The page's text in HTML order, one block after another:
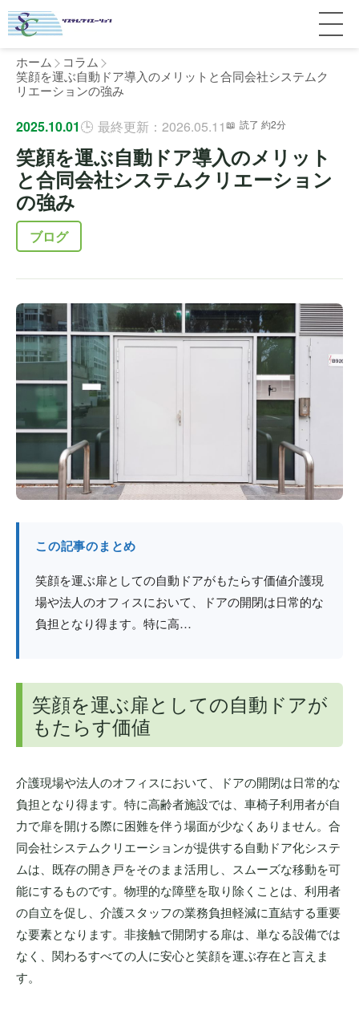
サービス紹介
料金
補助金
よくある質問
個人宅
マンション
介護・医療施設
ホテル
工場・倉庫
防火戸
全国対応について
東京
千葉
埼玉
茨城
栃木
群馬
施工事例
完全ガイド
製品比較
用語集
コラム
最新情報
個人のお客様へ
法人のお客様へ
ホーム
コラム
笑顔を運ぶ自動ドア導入のメリットと合同会社システムク
リエーションの強み
2025.10.01 最終更新：2026.05.11 読了 約2分
笑顔を運ぶ自動ドア導入のメリット
と合同会社システムクリエーション
の強み
ブログ
この記事のまとめ
笑顔を運ぶ扉としての自動ドアがもたらす価値介護現
場や法人のオフィスにおいて、ドアの開閉は日常的な
負担となり得ます。特に高…
笑顔を運ぶ扉としての自動ドアが
もたらす価値
介護現場や法人のオフィスにおいて、ドアの開閉は日常的な
負担となり得ます。特に高齢者施設では、車椅子利用者が自
力で扉を開ける際に困難を伴う場面が少なくありません。合
同会社システムクリエーションが提供する自動ドア化システ
ムは、既存の開き戸をそのまま活用し、スムーズな移動を可
能にするものです。物理的な障壁を取り除くことは、利用者
の自立を促し、介護スタッフの業務負担軽減に直結する重要
な要素となります。非接触で開閉する扉は、単なる設備では
なく、関わるすべての人に安心と笑顔を運ぶ存在と言えま
す。